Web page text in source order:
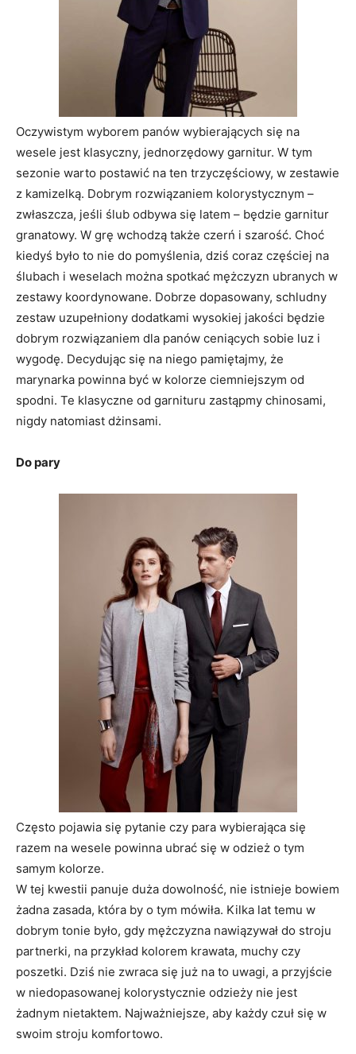
Oczywistym wyborem panów wybierających się na
wesele jest klasyczny, jednorzędowy garnitur. W tym
sezonie warto postawić na ten trzyczęściowy, w zestawie
z kamizelką. Dobrym rozwiązaniem kolorystycznym –
zwłaszcza, jeśli ślub odbywa się latem – będzie garnitur
granatowy. W grę wchodzą także czerń i szarość. Choć
kiedyś było to nie do pomyślenia, dziś coraz częściej na
ślubach i weselach można spotkać mężczyzn ubranych w
zestawy koordynowane. Dobrze dopasowany, schludny
zestaw uzupełniony dodatkami wysokiej jakości będzie
dobrym rozwiązaniem dla panów ceniących sobie luz i
wygodę. Decydując się na niego pamiętajmy, że
marynarka powinna być w kolorze ciemniejszym od
spodni. Te klasyczne od garnituru zastąpmy chinosami,
nigdy natomiast dżinsami.
Do pary
Często pojawia się pytanie czy para wybierająca się
razem na wesele powinna ubrać się w odzież o tym
samym kolorze.
W tej kwestii panuje duża dowolność, nie istnieje bowiem
żadna zasada, która by o tym mówiła. Kilka lat temu w
dobrym tonie było, gdy mężczyzna nawiązywał do stroju
partnerki, na przykład kolorem krawata, muchy czy
poszetki. Dziś nie zwraca się już na to uwagi, a przyjście
w niedopasowanej kolorystycznie odzieży nie jest
żadnym nietaktem. Najważniejsze, aby każdy czuł się w
swoim stroju komfortowo.